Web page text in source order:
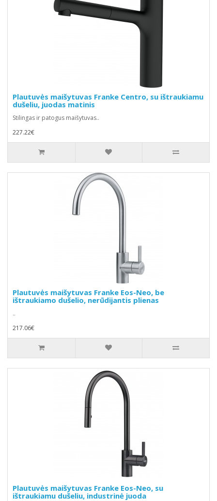
Plautuvės maišytuvas Franke Centro, su ištraukiamu
dušeliu, juodas matinis
Stilingas ir patogus maišytuvas..
227.22€
Plautuvės maišytuvas Franke Eos-Neo, be
ištraukiamo dušelio, nerūdijantis plienas
..
217.06€
Plautuvės maišytuvas Franke Eos-Neo, su
ištraukiamu dušeliu, industrinė juoda